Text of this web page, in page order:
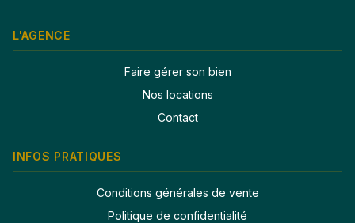
L'AGENCE
Faire gérer son bien
Nos locations
Contact
INFOS PRATIQUES
Conditions générales de vente
Politique de confidentialité